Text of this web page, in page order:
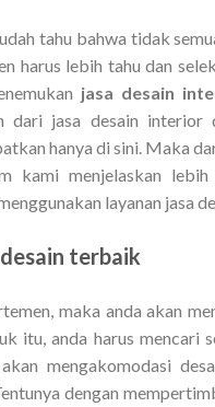
tahu bahwa tidak
harus lebih tahu dan
jasa desain
dari jasa desain interior
hanya di sini. Maka
kami menjelaskan lebih
layanan jasa
terbaik
maka anda akan
itu, anda harus mencari
mengakomodasi
dengan